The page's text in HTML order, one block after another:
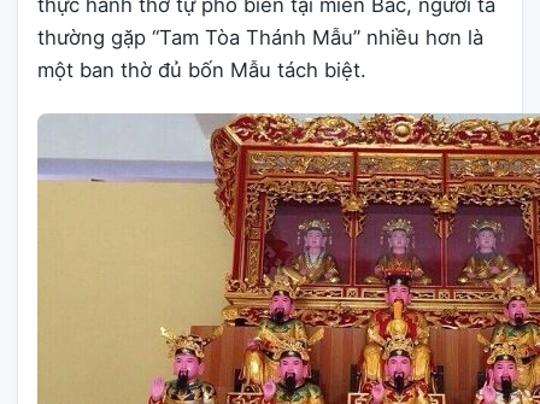
thường gặp “Tam Tòa Thánh Mẫu” nhiều hơn là
một ban thờ đủ bốn Mẫu tách biệt.